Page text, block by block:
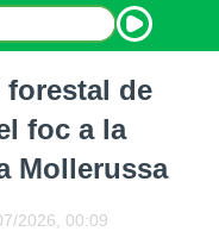
NOTÍCIES
de
foc a la
Mollerussa
2026, 00:09